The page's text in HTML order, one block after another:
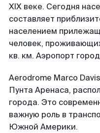
XIX веке. Сегодня
составляет
населением
человек,
кв. км. Аэропорт
Aerodrome Marco
Пунта Аренаса,
города. Это
важную роль в
Южной Америки.